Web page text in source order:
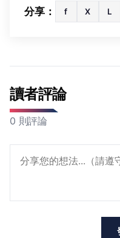
分享： f X L
讀者評論
0 則評論